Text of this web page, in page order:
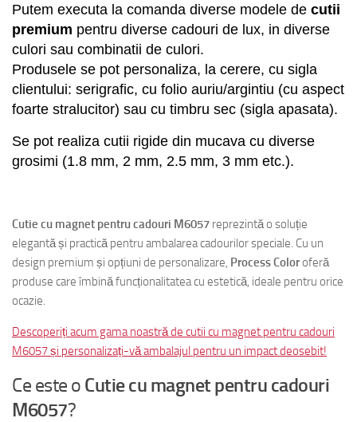
Putem executa la comanda diverse modele de cutii
premium pentru diverse cadouri de lux, in diverse
culori sau combinatii de culori.
Produsele se pot personaliza, la cerere, cu sigla
clientului: serigrafic, cu folio auriu/argintiu (cu aspect
foarte stralucitor) sau cu timbru sec (sigla apasata).
Se pot realiza cutii rigide din mucava cu diverse
grosimi (1.8 mm, 2 mm, 2.5 mm, 3 mm etc.).
Cutie cu magnet pentru cadouri M6057 reprezintă o soluție
elegantă și practică pentru ambalarea cadourilor speciale. Cu un
design premium și opțiuni de personalizare, Process Coloroferă
produse care îmbină funcționalitatea cu estetică, ideale pentru orice
ocazie.
Descoperiți acum gama noastră de cutii cu magnet pentru cadouri
M6057 și personalizați-vă ambalajul pentru un impact deosebit!
Ce este o Cutie cu magnet pentru cadouri
M6057?